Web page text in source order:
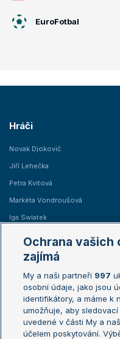
EuroFotbal
Hráči
Novak Djokovič
Jiří Lehečka
Petra Kvitová
Markéta Vondroušová
Iga Swiatek
Žebříčky
Žebříček ATP (muži)
Žebříček WTA (ženy)
Sázkařský žebříček
Ochrana vašich
zajímá
My a naši partneři 997
osobní údaje, jako jsou
identifikátory, a máme k
umožňuje, aby
uvedené v části My a
účelem poskytování.